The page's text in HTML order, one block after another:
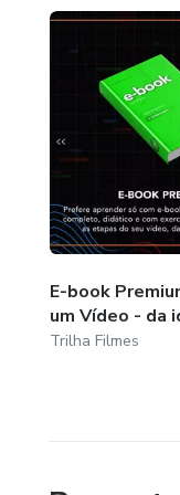
E-book
um Vídeo - da
Trilha Filmes